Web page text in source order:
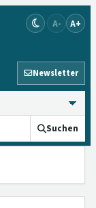
A- A+
Newsletter
Suchen